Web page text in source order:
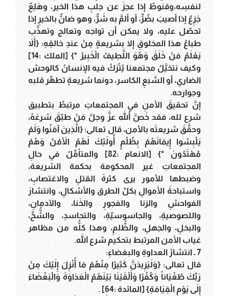
لنفسِه،وقنوطٌ إذا عجزَ عن جلبِ هذا الخير، وهَلِعٌ
جَزِعٌ إذا أصيبَ بضُرٍّ، أو ألمَّ به شَرٌّ، وهو ضانٌّ بالخيرِ إذا
تحصّل عليه، ولا يمكن أن تواجه وتعالج وتهذَّب
طباعُ هذا المخلوقِ إلا بشريعةٍ مِنْ عندِ خالقِهِ: {أَلاَ
يَعْلَمُ مَنْ خَلَقَ وَهُوَ اللَّطِيفُ الْخَبِيرُ *} [الملك :14]
وكيف نتخيَّلُ مجتمعنا يُتْرَكُ فيه الإنسانُ كالوحش
الضاري، أو السَّبعِ الكاسر، دونما شريعةٍ تطهِّر قلبه
وجوارحه.
إنَّ تحقيقَ الأمنِ في المجتمعاتِ مرتبطٌ بتطبيق
شرع لله، فقد خَصَّ اللهُ عزَّ وجلَّ مَنْ طبّقَ شرعَهُ،
وحقَّقَ شريعتَه بالأمن، قال تعالى: {الَّذِينَ آمَنُوا وَلَمْ
يَلْبِسُوا إِيمَانَهُمْ بِظُلْمٍ أُولَئِكَ لَهُمُ الأَمْنُ وَهُمْ
مُهْتَدُونَ *} [الانعام :82] والمتأمِّلُ في حالِ
المجتمعاتِ غير المحكومة بحكمة الشريعة،
وضبطها للأمور يرى كثرةَ القتلِ والاغتصابِ،
واستباحةَ الأموالِ بكلِّ الطرق والأشكالِ، وانتشارَ
الفواحشِ والزنا والفجورِ والخَنا، والآدمانِ،
واللصوصيةِ، والجاسوسيّةِ، والتحاسدِ، والشُّحِّ،
والبخلِ، والجهلِ، والظُّلمِ، وهذا كلُّه من مظاهر
غياب الأمن المرتبط بتحكيم شرع الله.
7 ـ انتشارُ العداوةِ والبغضاءِ:
قال تعالى: {وَلَيَزِيدَنَّ كَثِيرًا مِنْهُمْ مَا أُنْزِلَ إِلَيْكَ مِنْ
رَبِّكَ طُغْيَاناً وَكُفْرًا وَأَلْقَيْنَا بَيْنَهُمُ الْعَدَاوَةَ وَالْبَغْضَاءَ
إِلَى يَوْمِ الْقِيَامَةِ} [المائدة :64] .